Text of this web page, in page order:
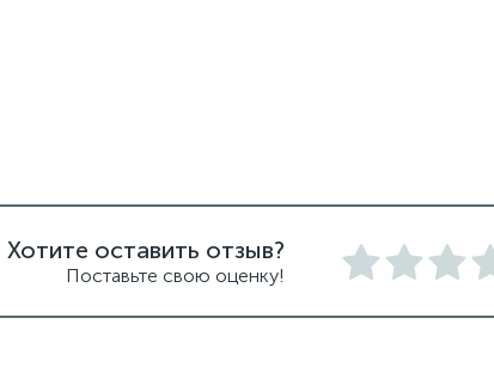
Хотите оставить отзыв?
Поставьте свою оценку!